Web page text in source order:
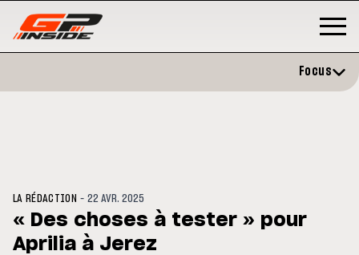
Focus
LA RÉDACTION -22 AVR. 2025
« Des choses à tester » pour
Aprilia à Jerez